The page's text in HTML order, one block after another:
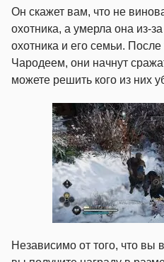
Он скажет вам, что не
охотника, а умерла она из-
охотника и его семьи. После
Чародеем, они начнут
можете решить кого из них
Независимо от того, что вы